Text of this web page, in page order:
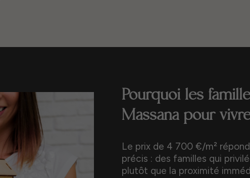
Pourquoi les
Massana pour
Le prix de 4 700 €/m²
précis : des familles qui
plutôt que la proximité